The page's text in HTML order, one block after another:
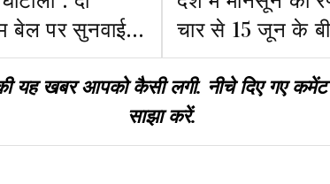
बेल पर सुनवाई,
जवाब
चार से 15 जून के
फीसदी कम,
यह खबर आपको कैसी लगी. नीचे दिए गए कमेंट
साझा करें.